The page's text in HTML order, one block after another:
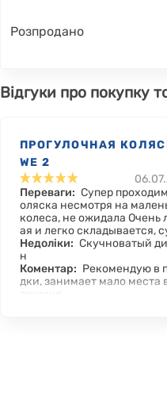
Розпродано
Відгуки про покупку
ПРОГУЛОЧНАЯ
WE 2
Переваги: Супер
оляска несмотря на
колеса, не ожидала Очень
ая и легко складывается,
Недоліки: Скучноватый
н
Коментар: Рекомендую в
дки, занимает мало места